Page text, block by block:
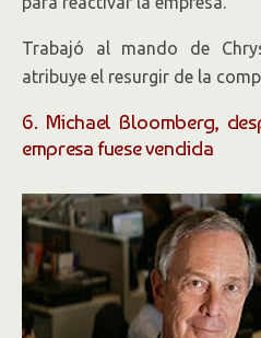
Trabajó al mando de
atribuye el resurgir de la
6. Michael Bloomberg,
empresa fuese vendida